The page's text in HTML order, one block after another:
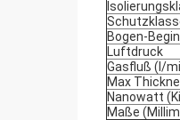
Bogen-
Luftdruck
Gasfluß (l/
Max
Nanowatt
Maße